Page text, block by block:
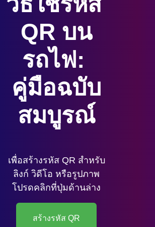
QR บน
รถไฟ:
คู่มือฉบับ
สมบูรณ์
เพื่อสร้างรหัส QR สำหรับ
ลิงก์ วิดีโอ หรือรูปภาพ
โปรดคลิกที่ปุ่มด้านล่าง
สร้างรหัส QR